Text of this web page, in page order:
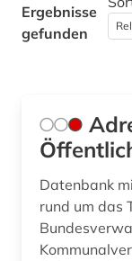
Ergebnisse
gefunden
Datenbank
rund um das
Bundesverwaltung